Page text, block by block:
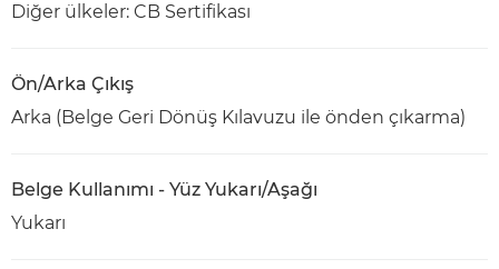
Diğer ülkeler: CB Sertifikası
Ön/Arka Çıkış
Arka (Belge Geri Dönüş Kılavuzu ile önden çıkarma)
Belge Kullanımı - Yüz Yukarı/Aşağı
Yukarı